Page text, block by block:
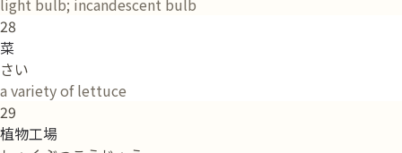
light bulb; incandescent bulb
28
菜
さい
a variety of lettuce
29
植物工場